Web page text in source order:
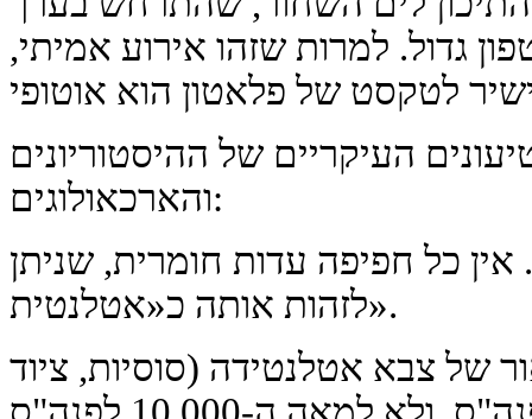
גדול. למרות שזהו אירוע אמיתי,
העיקריים של ההיסטוריונים
והארכאולוגים:
כל חפיפה עדות חומרית, שניתן
לזהות אותה כ«אטלנטית».
של צבא אטלנטידה (סוסיות, ציוד